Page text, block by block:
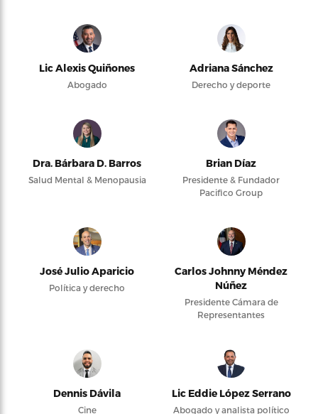
Lic Alexis Quiñones
Abogado
Adriana Sánchez
Derecho y deporte
Dra. Bárbara D. Barros
Salud Mental & Menopausia
Brian Díaz
Presidente & Fundador
Pacifico Group
José Julio Aparicio
Política y derecho
Carlos Johnny Méndez
Núñez
Presidente Cámara de
Representantes
Dennis Dávila
Cine
Lic Eddie López Serrano
Abogado y analista político